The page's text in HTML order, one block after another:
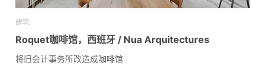
建筑
Roquet咖啡馆，西班牙 / Nua Arquitectures
将旧会计事务所改造成咖啡馆